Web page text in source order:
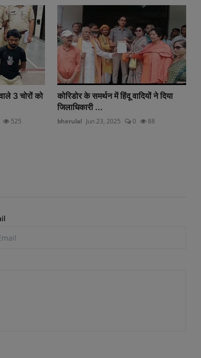
3 चोरों को
525
कोरिडोर के समर्थन में हिंदू वादियों ने दिया
जिलाधिकारी ...
bherulal Jun 23, 2025 0 88